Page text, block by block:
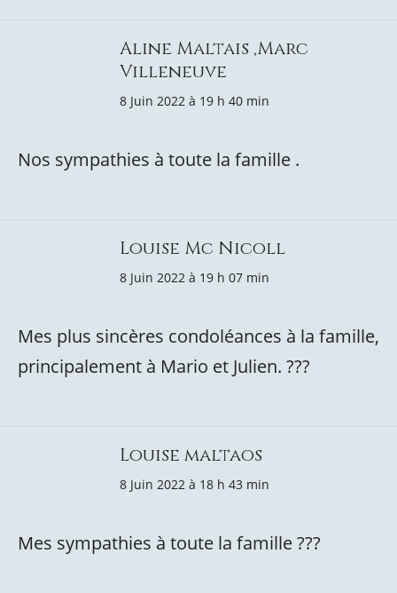
Aline Maltais ,Marc
Villeneuve
8 Juin 2022 à 19 h 40 min
Nos sympathies à toute la famille .
Louise Mc Nicoll
8 Juin 2022 à 19 h 07 min
Mes plus sincères condoléances à la famille,
principalement à Mario et Julien. ???
Louise maltaos
8 Juin 2022 à 18 h 43 min
Mes sympathies à toute la famille ???